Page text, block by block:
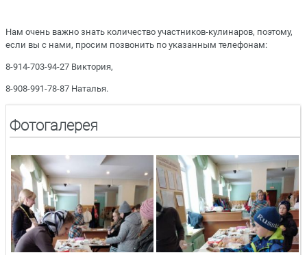
Нам очень важно знать количество участников-кулинаров, поэтому,
если вы с нами, просим позвонить по указанным телефонам: ⠀
8-914-703-94-27 Виктория, ⠀
8-908-991-78-87 Наталья.⠀
Фотогалерея